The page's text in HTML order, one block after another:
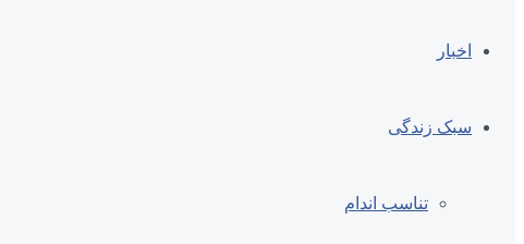
اخبار
سبک زندگی
تناسب اندام